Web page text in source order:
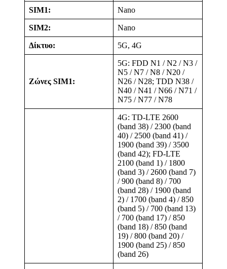
SIM1: Nano
SIM2: Nano
Δίκτυο: 5G, 4G
Ζώνες SIM1:
5G: FDD N1 / N2 / N3 /
N5 / N7 / N8 / N20 /
N26 / N28; TDD N38 /
N40 / N41 / N66 / N71 /
N75 / N77 / N78
4G: TD-LTE 2600
(band 38) / 2300 (band
40) / 2500 (band 41) /
1900 (band 39) / 3500
(band 42); FD-LTE
2100 (band 1) / 1800
(band 3) / 2600 (band 7)
/ 900 (band 8) / 700
(band 28) / 1900 (band
2) / 1700 (band 4) / 850
(band 5) / 700 (band 13)
/ 700 (band 17) / 850
(band 18) / 850 (band
19) / 800 (band 20) /
1900 (band 25) / 850
(band 26)